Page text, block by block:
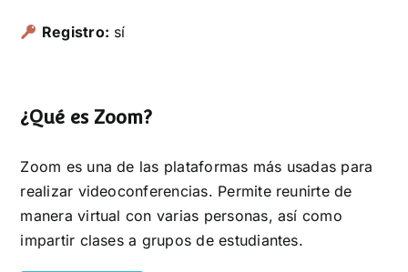
Registro: sí
¿Qué es Zoom?
Zoom es una de las plataformas más usadas para
realizar videoconferencias. Permite reunirte de
manera virtual con varias personas, así como
impartir clases a grupos de estudiantes.